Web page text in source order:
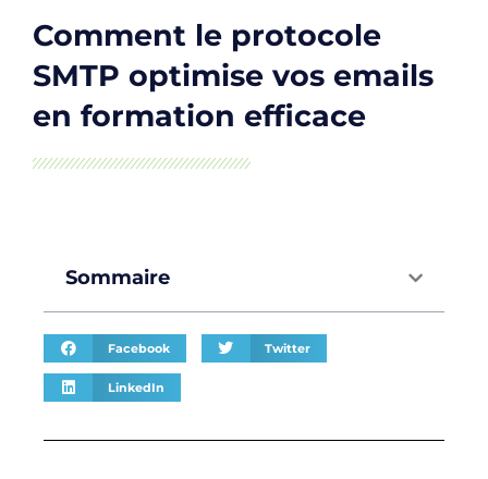
Comment le protocole
SMTP optimise vos emails
en formation efficace
Sommaire
Facebook Twitter
LinkedIn